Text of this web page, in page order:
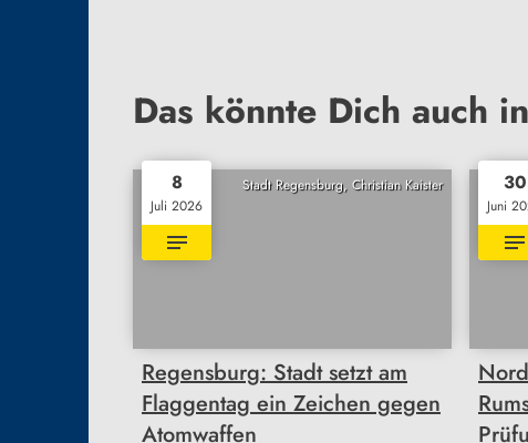
Das könnte Dich auch
Stadt Regensburg, Christian Kaister
8
Juli 2026
Regensburg: Stadt setzt am
Flaggentag ein Zeichen gegen
Atomwaffen
30
Juni